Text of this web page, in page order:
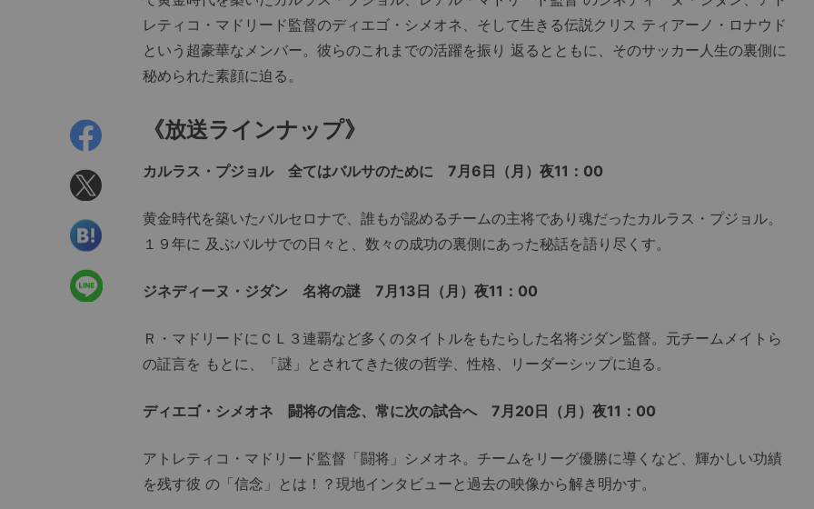
レティコ・マドリード監督のディエゴ・シメオネ、そして生きる伝説クリス ティアーノ・ロナウド
という超豪華なメンバー。彼らのこれまでの活躍を振り 返るとともに、そのサッカー人生の裏側に
秘められた素顔に迫る。
《放送ラインナップ》
カルラス・プジョル 全てはバルサのために 7月6日（月）夜11：00
黄金時代を築いたバルセロナで、誰もが認めるチームの主将であり魂だったカルラス・プジョル。
１９年に 及ぶバルサでの日々と、数々の成功の裏側にあった秘話を語り尽くす。
ジネディーヌ・ジダン 名将の謎 7月13日（月）夜11：00
Ｒ・マドリードにＣＬ３連覇など多くのタイトルをもたらした名将ジダン監督。元チームメイトら
の証言を もとに、「謎」とされてきた彼の哲学、性格、リーダーシップに迫る。
ディエゴ・シメオネ 闘将の信念、常に次の試合へ 7月20日（月）夜11：00
アトレティコ・マドリード監督「闘将」シメオネ。チームをリーグ優勝に導くなど、輝かしい功績
を残す彼 の「信念」とは！？現地インタビューと過去の映像から解き明かす。